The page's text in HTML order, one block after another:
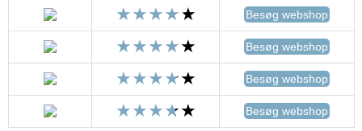
Besøg webshop
Besøg webshop
Besøg webshop
Besøg webshop